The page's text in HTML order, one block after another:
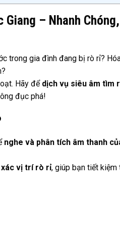
Giang – Nhanh
trong gia đình đang bị rò rỉ?
Hãy để dịch vụ siêu âm tìm
đục phá!
nghe và phân tích âm thanh
xác vị trí rò rỉ, giúp bạn tiết kiệm